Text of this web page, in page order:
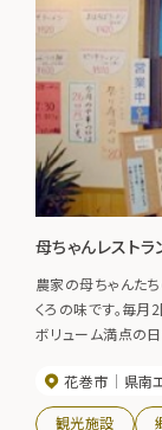
母ちゃんレスト
農家の母ちゃんた
くろの味です。毎月
ボリューム満点の日
花巻市
県南
観光施設